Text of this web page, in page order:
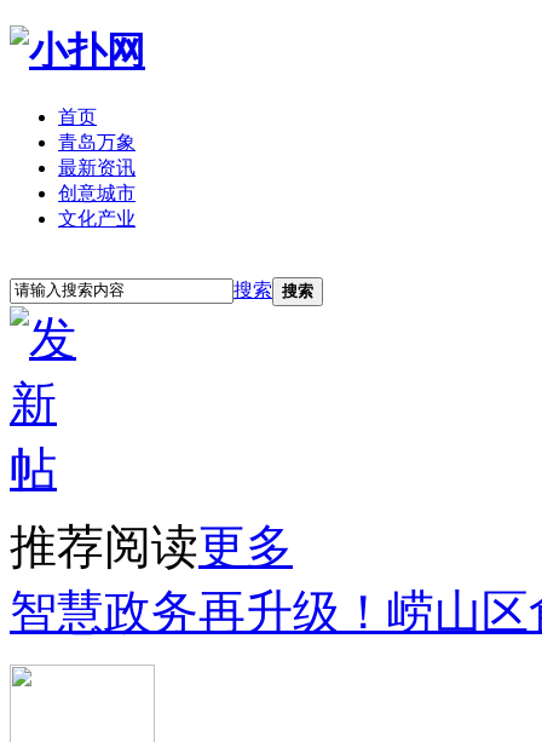
首页
青岛万象
最新资讯
创意城市
文化产业
搜索 搜索
推荐阅读更多
智慧政务再升级！崂山